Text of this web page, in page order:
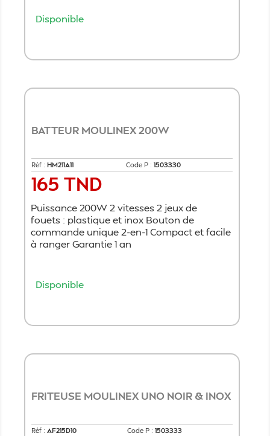
Disponible
BATTEUR MOULINEX 200W
Réf : HM211A11 Code P : 1503330
Prix
165 TND
Puissance 200W 2 vitesses 2 jeux de
fouets : plastique et inox Bouton de
commande unique 2-en-1 Compact et facile
à ranger Garantie 1 an
Disponible
FRITEUSE MOULINEX UNO NOIR & INOX
Réf : AF215D10 Code P : 1503333